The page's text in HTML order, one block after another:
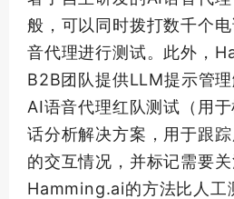
般，可以同时拨打数千个
音代理进行测试。此外，
B2B团队提供LLM提示管
AI语音代理红队测试（用
话分析解决方案，用于跟
的交互情况，并标记需要
Hamming.ai的方法比人工